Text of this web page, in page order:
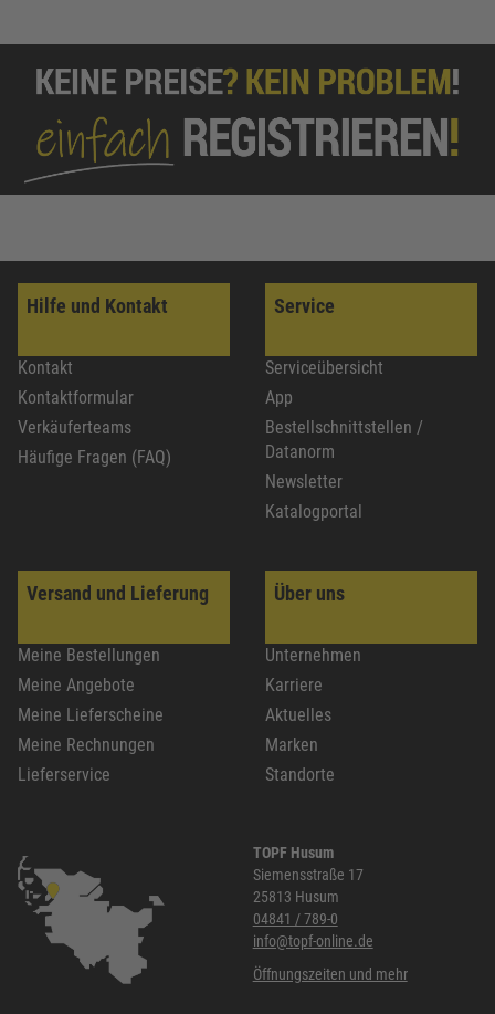
Hilfe und Kontakt
Kontakt
Kontaktformular
Verkäuferteams
Häufige Fragen (FAQ)
Service
Serviceübersicht
App
Bestellschnittstellen /
Datanorm
Newsletter
Katalogportal
Versand und Lieferung
Meine Bestellungen
Meine Angebote
Meine Lieferscheine
Meine Rechnungen
Lieferservice
Über uns
Unternehmen
Karriere
Aktuelles
Marken
Standorte
TOPF Husum
Siemensstraße 17
25813 Husum
04841 / 789-0
info@topf-online.de
Öffnungszeiten und mehr